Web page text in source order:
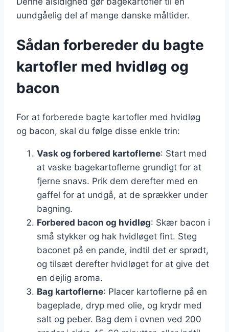
uundgåelig del af mange danske måltider.
Sådan forbereder du bagte
kartofler med hvidløg og
bacon
For at forberede bagte kartofler med hvidløg
og bacon, skal du følge disse enkle trin:
Vask og forbered kartoflerne: Start med
at vaske bagekartoflerne grundigt for at
fjerne snavs. Prik dem derefter med en
gaffel for at undgå, at de sprækker under
bagning.
Forbered bacon og hvidløg: Skær bacon i
små stykker og hak hvidløget fint. Steg
baconet på en pande, indtil det er sprødt,
og tilsæt derefter hvidløget for at give det
en dejlig aroma.
Bag kartoflerne: Placer kartoflerne på en
bageplade, dryp med olie, og krydr med
salt og peber. Bag dem i ovnen ved 200